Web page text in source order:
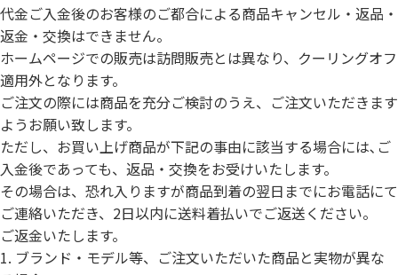
代金ご入金後のお客様のご都合による商品キャンセル・返品・
返金・交換はできません。
ホームページでの販売は訪問販売とは異なり、クーリングオフ
適用外となります。
ご注文の際には商品を充分ご検討のうえ、ご注文いただきます
ようお願い致します。
ただし、お買い上げ商品が下記の事由に該当する場合には､ご
入金後であっても、返品・交換をお受けいたします。
その場合は、恐れ入りますが商品到着の翌日までにお電話にて
ご連絡いただき、2日以内に送料着払いでご返送ください。
ご返金いたします。
1. ブランド・モデル等、ご注文いただいた商品と実物が異な